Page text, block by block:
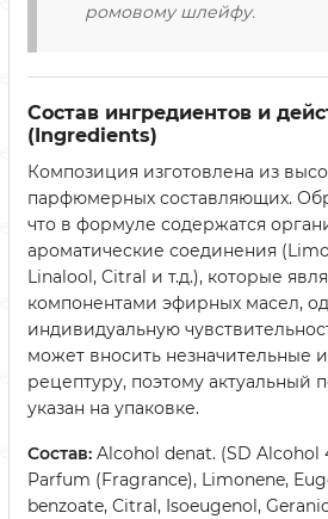
ромовому шлейфу.
Состав ингредиентов и
(Ingredients)
Композиция изготовлена из
парфюмерных составляющих.
что в формуле содержатся
ароматические соединения
Linalool, Citral и т.д.), которые
компонентами эфирных масел,
индивидуальную
может вносить незначительные
рецептуру, поэтому актуальный
указан на упаковке.
Состав: Alcohol denat. (SD Alcohol
Parfum (Fragrance), Limonene,
benzoate, Citral, Isoeugenol,